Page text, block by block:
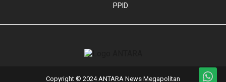
PPID
Copyright © 2024 ANTARA News Megapolitan